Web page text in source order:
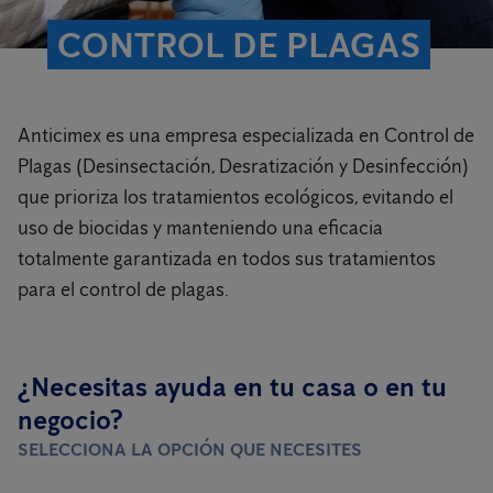
CONTROL DE PLAGAS
Anticimex es una empresa especializada en Control de
Plagas (Desinsectación, Desratización y Desinfección)
que prioriza los tratamientos ecológicos, evitando el
uso de biocidas y manteniendo una eficacia
totalmente garantizada en todos sus tratamientos
para el control de plagas.
¿Necesitas ayuda en tu casa o en tu
negocio?
SELECCIONA LA OPCIÓN QUE NECESITES